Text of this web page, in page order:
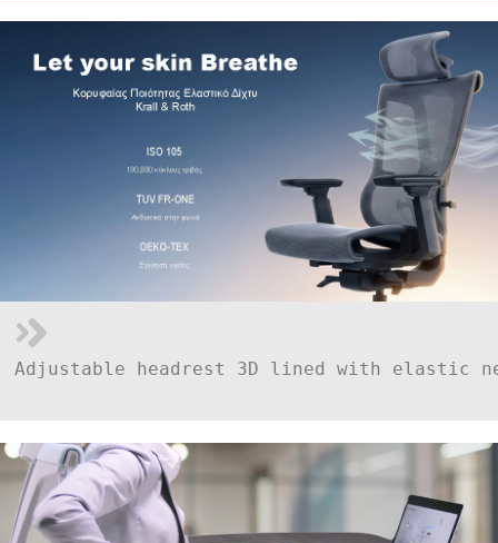
Adjustable headrest 3D lined with